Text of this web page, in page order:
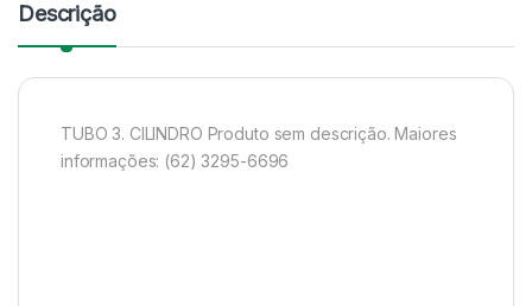
Descrição
TUBO 3. CILINDRO Produto sem descrição. Maiores
informações: (62) 3295-6696